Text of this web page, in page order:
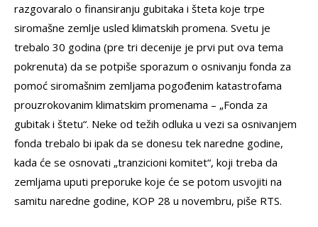
razgovaralo o finansiranju gubitaka i šteta koje trpe
siromašne zemlje usled klimatskih promena. Svetu je
trebalo 30 godina (pre tri decenije je prvi put ova tema
pokrenuta) da se potpiše sporazum o osnivanju fonda za
pomoć siromašnim zemljama pogođenim katastrofama
prouzrokovanim klimatskim promenama – „Fonda za
gubitak i štetu“. Neke od težih odluka u vezi sa osnivanjem
fonda trebalo bi ipak da se donesu tek naredne godine,
kada će se osnovati „tranzicioni komitet“, koji treba da
zemljama uputi preporuke koje će se potom usvojiti na
samitu naredne godine, KOP 28 u novembru, piše RTS.